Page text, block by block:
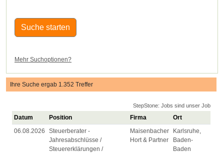
Suche starten
Mehr Suchoptionen?
Ihre Suche ergab 1.352 Treffer
StepStone: Jobs sind unser Job
Datum Position Firma
Ort
06.08.2026
Steuerberater -
Jahresabschlüsse /
Steuererklärungen /
Maisenbacher
Hort & Partner
Karlsruhe,
Baden-
Baden